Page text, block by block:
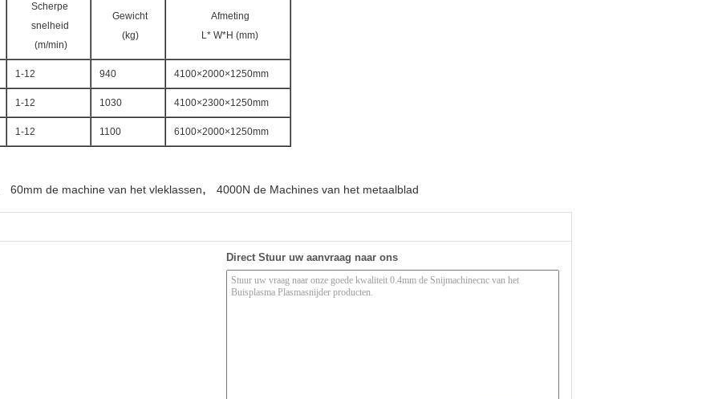
Scherpe
snelheid
(m/min)
Gewicht
(kg)
Afmeting
L* W*H (mm)
1-12 940 4100×2000×1250mm
1-12 1030 4100×2300×1250mm
1-12 1100 6100×2000×1250mm
60mm de machine van het vleklassen, 4000N de Machines van het metaalblad
Direct Stuur uw aanvraag naar ons